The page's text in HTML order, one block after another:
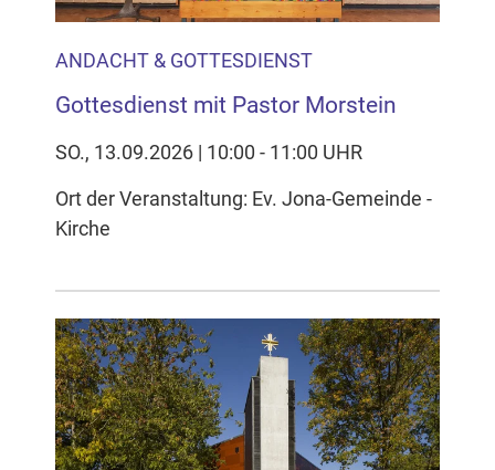
ANDACHT & GOTTESDIENST
Gottesdienst mit Pastor Morstein
SO., 13.09.2026 | 10:00 - 11:00 UHR
Ort der Veranstaltung: Ev. Jona-Gemeinde -
Kirche